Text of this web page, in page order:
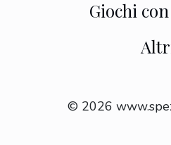
Giochi
© 2026